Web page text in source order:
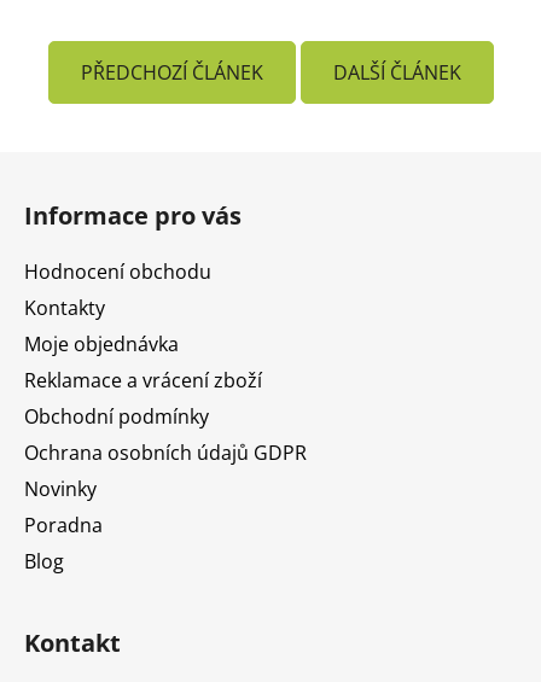
PŘEDCHOZÍ ČLÁNEK DALŠÍ ČLÁNEK
Informace pro vás
Hodnocení obchodu
Kontakty
Moje objednávka
Reklamace a vrácení zboží
Obchodní podmínky
Ochrana osobních údajů GDPR
Novinky
Poradna
Blog
Kontakt